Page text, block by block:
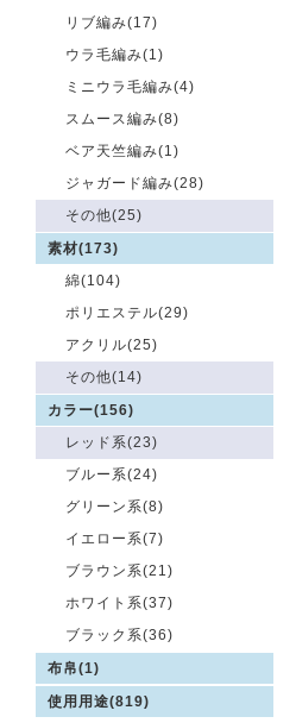
リブ編み(17)
ウラ毛編み(1)
ミニウラ毛編み(4)
スムース編み(8)
ベア天竺編み(1)
ジャガード編み(28)
その他(25)
素材(173)
綿(104)
ポリエステル(29)
アクリル(25)
その他(14)
カラー(156)
レッド系(23)
ブルー系(24)
グリーン系(8)
イエロー系(7)
ブラウン系(21)
ホワイト系(37)
ブラック系(36)
布帛(1)
使用用途(819)